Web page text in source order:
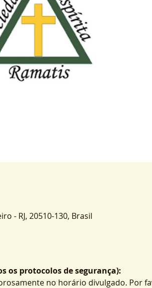
- RJ, 20510-130, Brasil
os protocolos de segurança):
no horário divulgado. Por